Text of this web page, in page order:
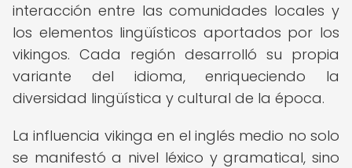
interacción entre las comunidades locales y
los elementos lingüísticos aportados por los
vikingos. Cada región desarrolló su propia
variante del idioma, enriqueciendo la
diversidad lingüística y cultural de la época.
La influencia vikinga en el inglés medio no solo
se manifestó a nivel léxico y gramatical, sino